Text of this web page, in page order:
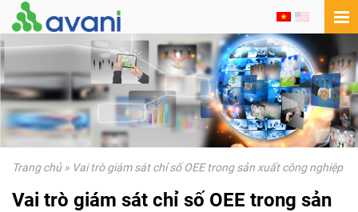
Trang chủ» Vai trò giám sát chỉ số OEE trong sản xuất công nghiệp
Vai trò giám sát chỉ số OEE trong sản